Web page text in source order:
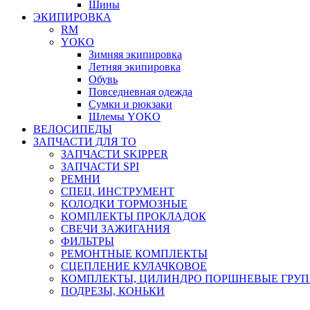
Шины
ЭКИПИРОВКА
RM
YOKO
Зимняя экипировка
Летняя экипировка
Обувь
Повседневная одежда
Сумки и рюкзаки
Шлемы YOKO
ВЕЛОСИПЕДЫ
ЗАПЧАСТИ ДЛЯ ТО
ЗАПЧАСТИ SKIPPER
ЗАПЧАСТИ SPI
РЕМНИ
СПЕЦ. ИНСТРУМЕНТ
КОЛОДКИ ТОРМОЗНЫЕ
КОМПЛЕКТЫ ПРОКЛАДОК
СВЕЧИ ЗАЖИГАНИЯ
ФИЛЬТРЫ
РЕМОНТНЫЕ КОМПЛЕКТЫ
СЦЕПЛЕНИЕ КУЛАЧКОВОЕ
КОМПЛЕКТЫ, ЦИЛИНДРО ПОРШНЕВЫЕ
ПОДРЕЗЫ, КОНЬКИ